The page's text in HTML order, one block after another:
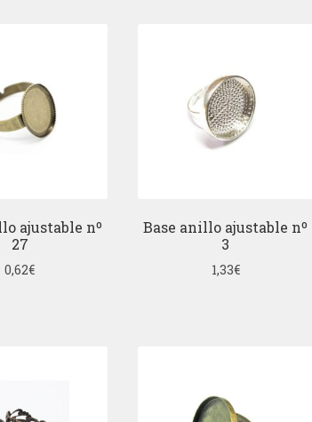
ajustable nº
27
0,62€
Base anillo ajustable nº
3
1,33€